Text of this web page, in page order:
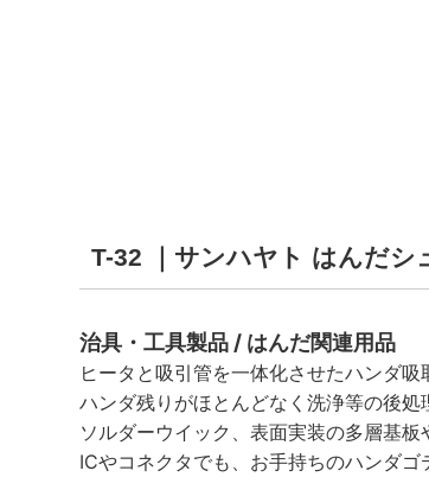
T-32 ｜サンハヤト はんだシ
治具・工具製品 / はんだ関連用品
ヒータと吸引管を一体化させたハンダ吸
ハンダ残りがほとんどなく洗浄等の後処
ソルダーウイック、表面実装の多層基板
ICやコネクタでも、お手持ちのハンダゴ